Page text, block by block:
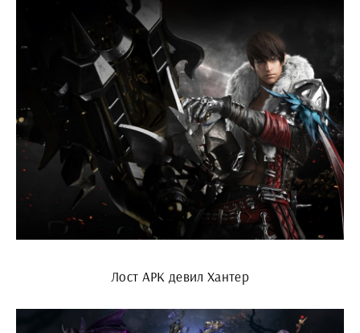
Лост АРК девил Хантер